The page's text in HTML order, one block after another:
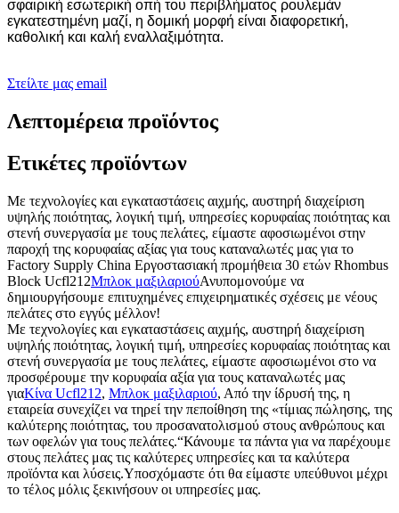
σφαιρική εσωτερική οπή του περιβλήματος ρουλεμάν
εγκατεστημένη μαζί, η δομική μορφή είναι διαφορετική,
καθολική και καλή εναλλαξιμότητα.
Στείλτε μας email
Λεπτομέρεια προϊόντος
Ετικέτες προϊόντων
Με τεχνολογίες και εγκαταστάσεις αιχμής, αυστηρή διαχείριση
υψηλής ποιότητας, λογική τιμή, υπηρεσίες κορυφαίας ποιότητας και
στενή συνεργασία με τους πελάτες, είμαστε αφοσιωμένοι στην
παροχή της κορυφαίας αξίας για τους καταναλωτές μας για το
Factory Supply China Εργοστασιακή προμήθεια 30 ετών Rhombus
Block Ucfl212Μπλοκ μαξιλαριούΑνυπομονούμε να
δημιουργήσουμε επιτυχημένες επιχειρηματικές σχέσεις με νέους
πελάτες στο εγγύς μέλλον!
Με τεχνολογίες και εγκαταστάσεις αιχμής, αυστηρή διαχείριση
υψηλής ποιότητας, λογική τιμή, υπηρεσίες κορυφαίας ποιότητας και
στενή συνεργασία με τους πελάτες, είμαστε αφοσιωμένοι στο να
προσφέρουμε την κορυφαία αξία για τους καταναλωτές μας
γιαΚίνα Ucfl212, Μπλοκ μαξιλαριού, Από την ίδρυσή της, η
εταιρεία συνεχίζει να τηρεί την πεποίθηση της «τίμιας πώλησης, της
καλύτερης ποιότητας, του προσανατολισμού στους ανθρώπους και
των οφελών για τους πελάτες.“Κάνουμε τα πάντα για να παρέχουμε
στους πελάτες μας τις καλύτερες υπηρεσίες και τα καλύτερα
προϊόντα και λύσεις.Υποσχόμαστε ότι θα είμαστε υπεύθυνοι μέχρι
το τέλος μόλις ξεκινήσουν οι υπηρεσίες μας.